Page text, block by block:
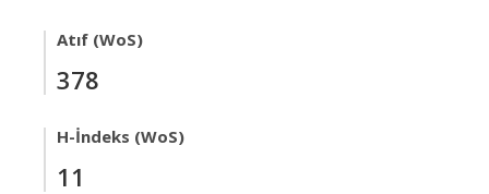
Atıf (WoS)
378
H-İndeks (WoS)
11